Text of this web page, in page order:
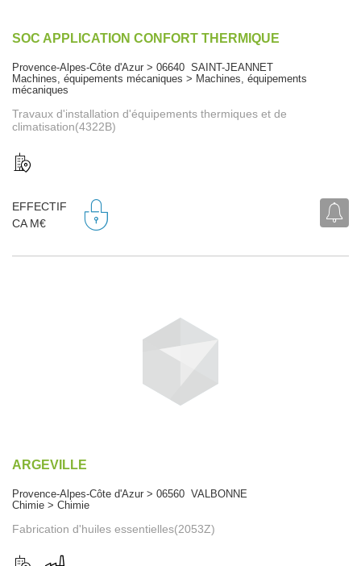
SOC APPLICATION CONFORT THERMIQUE
Provence-Alpes-Côte d'Azur > 06640 SAINT-JEANNET
Machines, équipements mécaniques > Machines, équipements
mécaniques
Travaux d'installation d'équipements thermiques et de
climatisation(4322B)
EFFECTIF
CA M€
ARGEVILLE
Provence-Alpes-Côte d'Azur > 06560 VALBONNE
Chimie > Chimie
Fabrication d'huiles essentielles(2053Z)